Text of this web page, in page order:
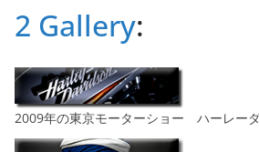
2 Gallery:
2009年の東京モーターショー ハーレー